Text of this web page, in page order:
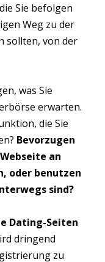
Sie befolgen
Weg zu der
sollten, von der
was Sie
erwarten.
die Sie
Bevorzugen
an
oder benutzen
sind?
Dating-Seiten
dringend
zu